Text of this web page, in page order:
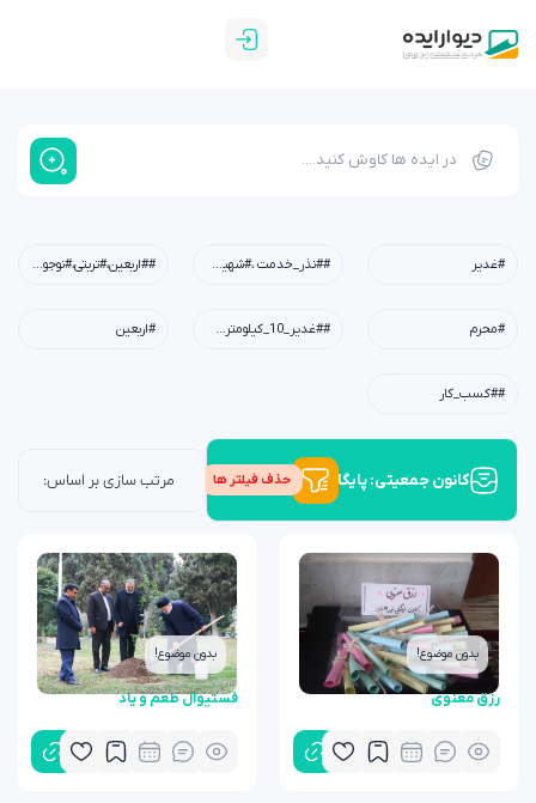
#غدیر ##نذر_خدمت ،#شهیدابراهیم_رئیسی،#شهید_خدمت،#معلم،#دبستان،#چله_خدمت ##اربعین،#تربتی،#نوجوان،#امید،#کربلا،#خانواده،#فرهنگی
#محرم ##غدیر_10_کیلومتری،#عید_غدیر،#کودکان،#نوجوانان،#جوانان،#محله،#خانوادگی،#مسجد،#امام_علی(ع) #اربعین
##کسب_کار
کانون جمعیتی: پایگاه بسیج حذف فیلتر ها
بدون موضوع!
رزق معنوی
بدون موضوع!
فستیوال طعم و یاد